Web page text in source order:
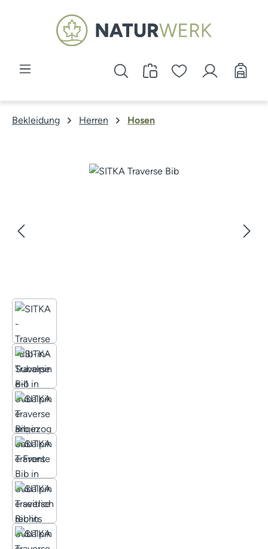
Zum Hauptinhalt springen
Bekleidung Herren Hosen
Bildergalerie überspringen